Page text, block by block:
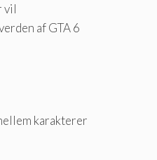
vil
af ​​GTA 6
karakterer